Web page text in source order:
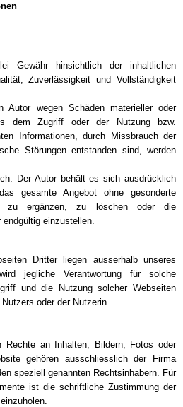
Gewähr hinsichtlich der inhaltlichen
Zuverlässigkeit und Vollständigkeit
Autor wegen Schäden materieller oder
dem Zugriff oder der Nutzung bzw.
Informationen, durch Missbrauch der
Störungen entstanden sind, werden
Der Autor behält es sich ausdrücklich
gesamte Angebot ohne gesonderte
zu ergänzen, zu löschen oder die
einzustellen.
Dritter liegen ausserhalb unseres
jegliche Verantwortung für solche
und die Nutzung solcher Webseiten
oder der Nutzerin.
Rechte an Inhalten, Bildern, Fotos oder
gehören ausschliesslich der Firma
speziell genannten Rechtsinhabern. Für
ist die schriftliche Zustimmung der